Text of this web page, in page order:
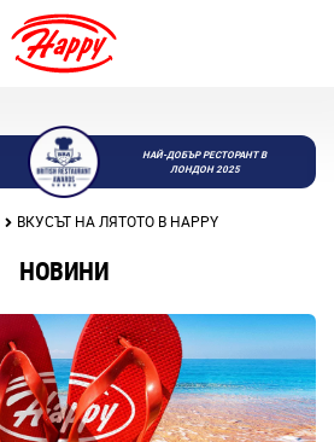
НАЙ-ДОБЪР РЕСТОРАНТ В
ЛОНДОН 2025
ВКУСЪТ НА ЛЯТОТО В HAPPY
НОВИНИ